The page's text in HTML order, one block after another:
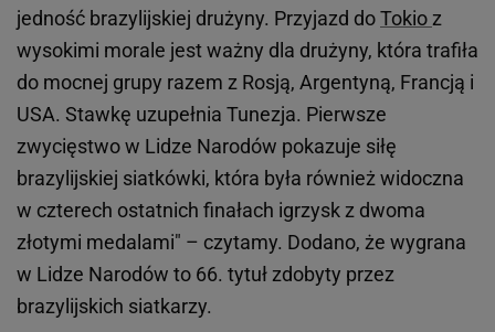
jedność brazylijskiej drużyny. Przyjazd doTokio z
wysokimi morale jest ważny dla drużyny, która trafiła
do mocnej grupy razem z Rosją, Argentyną, Francją i
USA. Stawkę uzupełnia Tunezja. Pierwsze
zwycięstwo w Lidze Narodów pokazuje siłę
brazylijskiej siatkówki, która była również widoczna
w czterech ostatnich finałach igrzysk z dwoma
złotymi medalami" – czytamy. Dodano, że wygrana
w Lidze Narodów to 66. tytuł zdobyty przez
brazylijskich siatkarzy.